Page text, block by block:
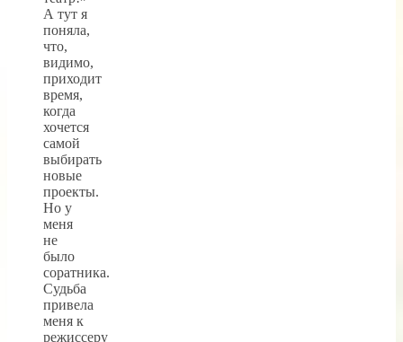
А тут я
поняла,
что,
видимо,
приходит
время,
когда
хочется
самой
выбирать
новые
проекты.
Но у
меня
не
было
соратника.
Судьба
привела
меня к
режиссеру